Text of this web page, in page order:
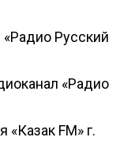
«Радио Русский
«Радио
«Казак FM» г.